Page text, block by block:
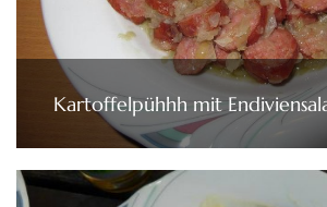
Kartoffelpühhh mit